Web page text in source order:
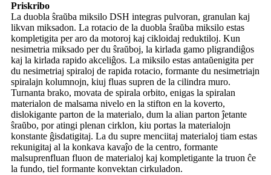
Priskribo
La duobla ŝraŭba miksilo DSH integras pulvoran, granulan kaj
likvan miksadon. La rotacio de la duobla ŝraŭba miksilo estas
kompletigita per aro da motoroj kaj cikloidaj reduktiloj. Kun
nesimetria miksado per du ŝraŭboj, la kirlada gamo pligrandiĝos
kaj la kirlada rapido akceliĝos. La miksilo estas antaŭenigita per
du nesimetriaj spiraloj de rapida rotacio, formante du nesimetriajn
spiralajn kolumnojn, kiuj fluas supren de la cilindra muro.
Turnanta brako, movata de spirala orbito, enigas la spiralan
materialon de malsama nivelo en la stifton en la koverto,
dislokigante parton de la materialo, dum la alian parton ĵetante
ŝraŭbo, por atingi plenan cirklon, kiu portas la materialojn
konstante ĝisdatigitaj. La du supre menciitaj materialoj tiam estas
rekunigitaj al la konkava kavaĵo de la centro, formante
malsuprenfluan fluon de materialoj kaj kompletigante la truon ĉe
la fundo, tiel formante konvektan cirkuladon.